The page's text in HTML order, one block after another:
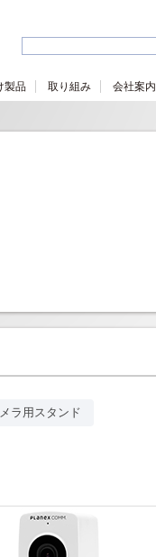
製品 取り組み 会社案内
ラ用スタンド